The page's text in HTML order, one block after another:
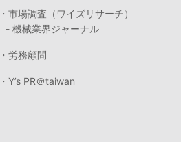
・市場調査（ワイズリサーチ）
- 機械業界ジャーナル
・労務顧問
・Y’s PR＠taiwan